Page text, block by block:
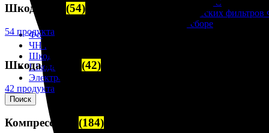
Корпусы гидравлических фильтров ФГС
Фильтрующие элементы гидравлических
Фильтры гидравлические ФГС в сборе
Фонари
ЧН 25/34
Шкода 6S-160
Шкода-275
Электродвигатели
Поиск
Шкода-275 (54)
54 продукта
Шкода 6S-160 (42)
42 продукта
Компрессоры (184)